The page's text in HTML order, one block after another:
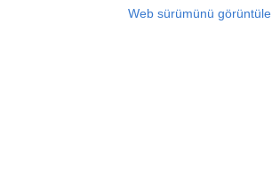
Web sürümünü görüntüle